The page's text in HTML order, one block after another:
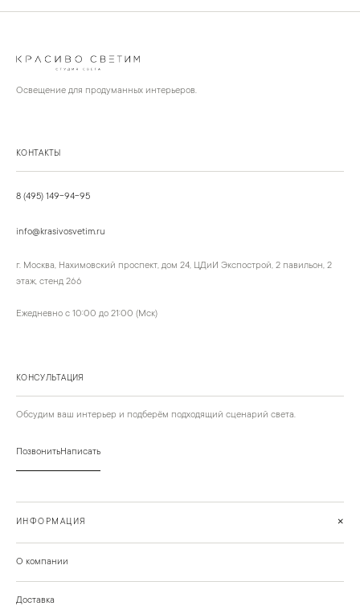
Освещение для продуманных интерьеров.
КОНТАКТЫ
8 (495) 149-94-95
info@krasivosvetim.ru
г. Москва, Нахимовский проспект, дом 24, ЦДиИ Экспострой, 2 павильон, 2
этаж, стенд 266
Ежедневно с 10:00 до 21:00 (Мск)
КОНСУЛЬТАЦИЯ
Обсудим ваш интерьер и подберём подходящий сценарий света.
ПозвонитьНаписать
ИНФОРМАЦИЯ +
О компании
Доставка